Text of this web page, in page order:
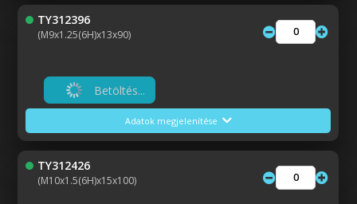
TY312396
(M9x1.25(6H)x13x90)
Betöltés...
Adatok megjelenítése
TY312426
(M10x1.5(6H)x15x100)